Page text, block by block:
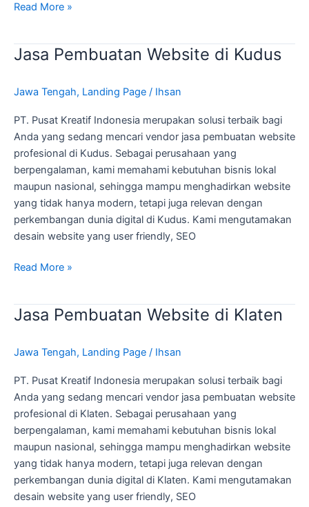
Read More »
Jasa Pembuatan Website di Kudus
Jawa Tengah, Landing Page / Ihsan
PT. Pusat Kreatif Indonesia merupakan solusi terbaik bagi
Anda yang sedang mencari vendor jasa pembuatan website
profesional di Kudus. Sebagai perusahaan yang
berpengalaman, kami memahami kebutuhan bisnis lokal
maupun nasional, sehingga mampu menghadirkan website
yang tidak hanya modern, tetapi juga relevan dengan
perkembangan dunia digital di Kudus. Kami mengutamakan
desain website yang user friendly, SEO
Jasa
Website
Kudus
Read More »
Jasa Pembuatan Website di Klaten
Jawa Tengah, Landing Page / Ihsan
PT. Pusat Kreatif Indonesia merupakan solusi terbaik bagi
Anda yang sedang mencari vendor jasa pembuatan website
profesional di Klaten. Sebagai perusahaan yang
berpengalaman, kami memahami kebutuhan bisnis lokal
maupun nasional, sehingga mampu menghadirkan website
yang tidak hanya modern, tetapi juga relevan dengan
perkembangan dunia digital di Klaten. Kami mengutamakan
desain website yang user friendly, SEO
Jasa
Website
Klaten